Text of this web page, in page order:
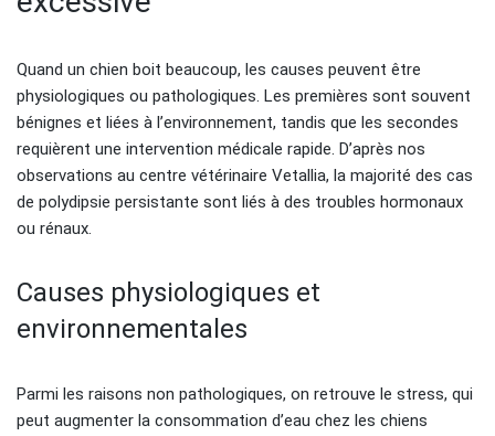
Quand un chien boit beaucoup, les causes peuvent être
physiologiques ou pathologiques. Les premières sont souvent
bénignes et liées à l’environnement, tandis que les secondes
requièrent une intervention médicale rapide. D’après nos
observations au centre vétérinaire Vetallia, la majorité des cas
de polydipsie persistante sont liés à des troubles hormonaux
ou rénaux.
Causes physiologiques et
environnementales
Parmi les raisons non pathologiques, on retrouve le stress, qui
peut augmenter la consommation d’eau chez les chiens